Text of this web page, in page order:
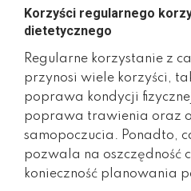
Korzyści regularnego
dietetycznego
Regularne korzystanie z
przynosi wiele korzyści,
poprawa kondycji
poprawa trawienia oraz
samopoczucia. Ponadto,
pozwala na oszczędność
konieczność planowania